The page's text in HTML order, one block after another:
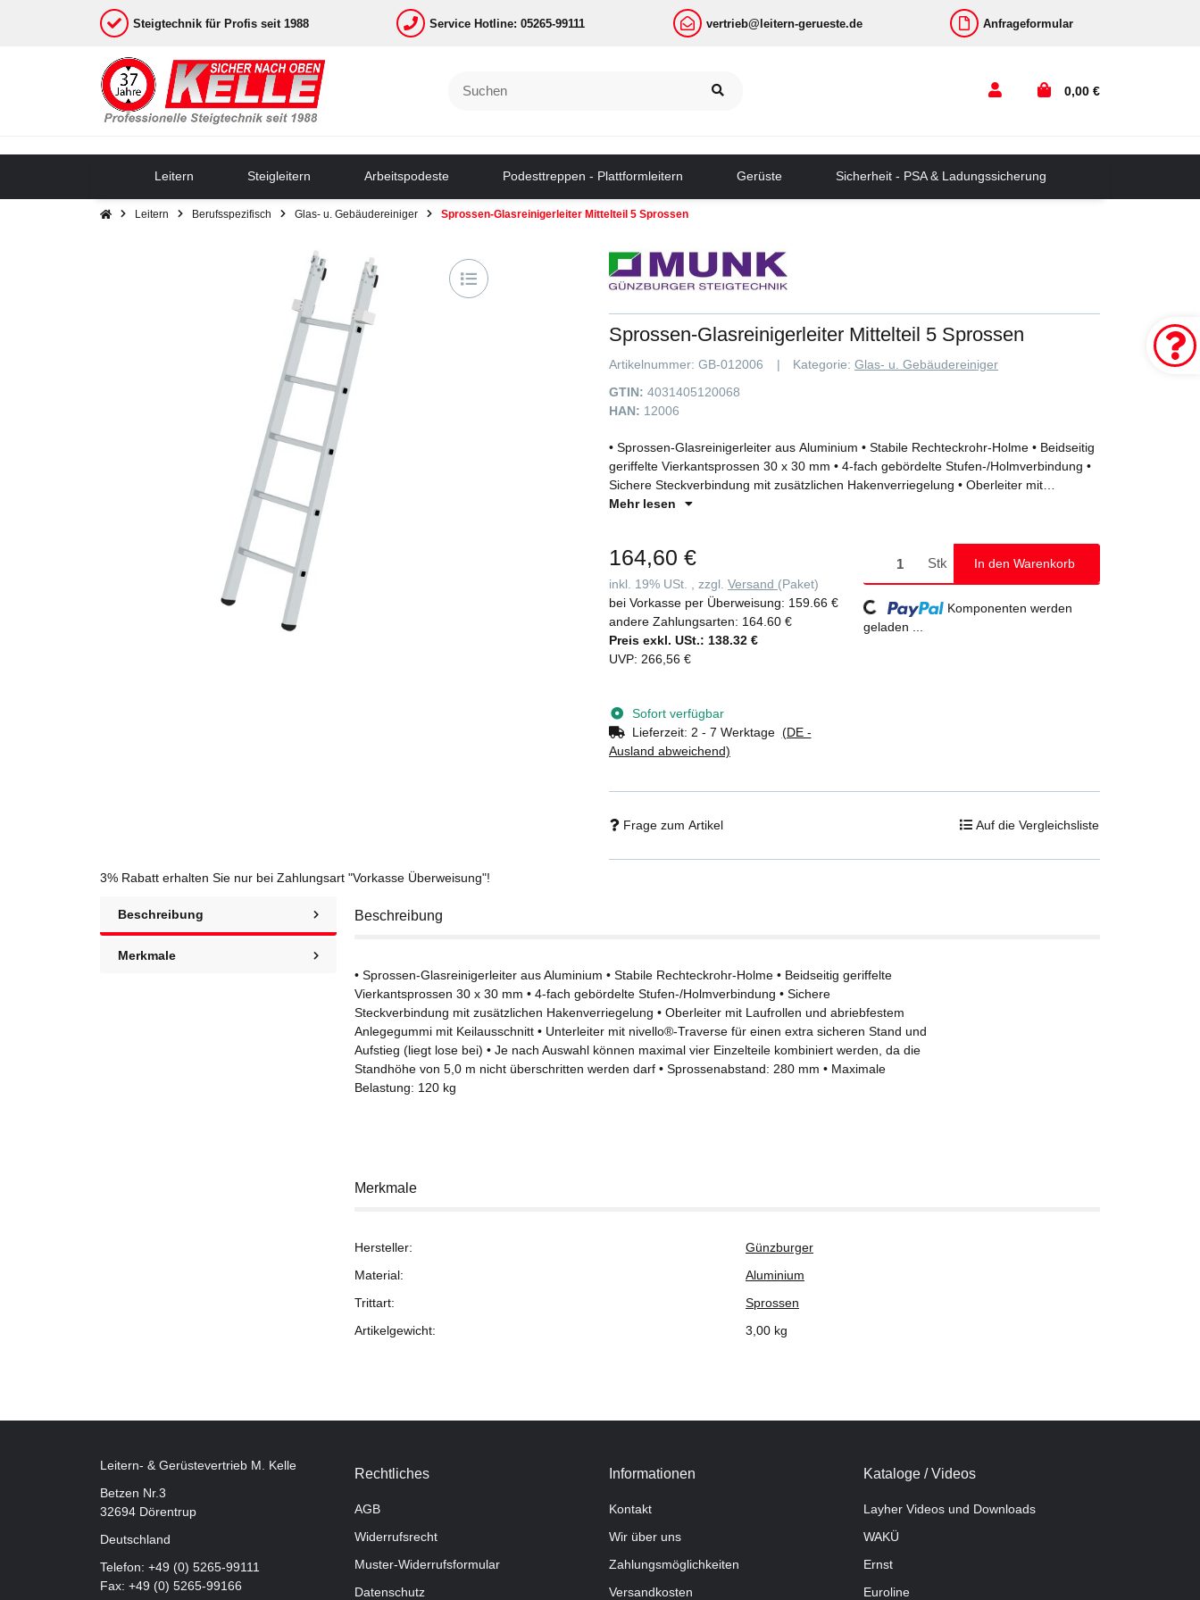
Steigtechnik für Profis seit 1988 Service Hotline: 05265-99111 vertrieb@leitern-gerueste.de Anfrageformular
0,00 €
Leitern Steigleitern Arbeitspodeste Podesttreppen - Plattformleitern Gerüste Sicherheit - PSA & Ladungssicherung
Leitern Berufsspezifisch Glas- u. Gebäudereiniger Sprossen-Glasreinigerleiter Mittelteil 5 Sprossen
Sprossen-Glasreinigerleiter Mittelteil 5 Sprossen
Artikelnummer: GB-012006 Kategorie: Glas- u. Gebäudereiniger
GTIN: 4031405120068
HAN: 12006
• Sprossen-Glasreinigerleiter aus Aluminium • Stabile Rechteckrohr-Holme • Beidseitig
geriffelte Vierkantsprossen 30 x 30 mm • 4-fach gebördelte Stufen-/Holmverbindung •
Sichere Steckverbindung mit zusätzlichen Hakenverriegelung • Oberleiter mit
Laufrollen und abriebfestem Anlegegummi mit Keilausschnitt • Unterleiter mit nivello®
können maximal vier Einzelteile kombiniert werden, da die Standhöhe von 5,0 m nicht
überschritten werden darf • Sprossenabstand: 280 mm • Maximale Belastung: 120 kg
Mehr lesen
164,60 €
inkl. 19% USt. , zzgl. Versand (Paket)
bei Vorkasse per Überweisung: 159.66 €
andere Zahlungsarten: 164.60 €
Preis exkl. USt.: 138.32 €
UVP: 266,56 €
Sofort verfügbar
Lieferzeit: 2 - 7 Werktage (DE -
Ausland abweichend)
Stk In den Warenkorb
Loading...
Komponenten werden
geladen ...
Frage zum Artikel Auf die Vergleichsliste
3% Rabatt erhalten Sie nur bei Zahlungsart "Vorkasse Überweisung"!
Beschreibung
Merkmale
Beschreibung
• Sprossen-Glasreinigerleiter aus Aluminium • Stabile Rechteckrohr-Holme • Beidseitig geriffelte
Vierkantsprossen 30 x 30 mm • 4-fach gebördelte Stufen-/Holmverbindung • Sichere
Steckverbindung mit zusätzlichen Hakenverriegelung • Oberleiter mit Laufrollen und abriebfestem
Anlegegummi mit Keilausschnitt • Unterleiter mit nivello®-Traverse für einen extra sicheren Stand und
Aufstieg (liegt lose bei) • Je nach Auswahl können maximal vier Einzelteile kombiniert werden, da die
Standhöhe von 5,0 m nicht überschritten werden darf • Sprossenabstand: 280 mm • Maximale
Belastung: 120 kg
Merkmale
Hersteller:
Günzburger
Material:
Aluminium
Trittart:
Sprossen
Artikelgewicht:
3,00 kg
Leitern- & Gerüstevertrieb M. Kelle
Betzen Nr.3
32694 Dörentrup
Deutschland
Telefon: +49 (0) 5265-99111
Fax: +49 (0) 5265-99166
Rechtliches
AGB
Widerrufsrecht
Muster-Widerrufsformular
Datenschutz
Informationen
Kontakt
Wir über uns
Zahlungsmöglichkeiten
Versandkosten
Kataloge / Videos
Layher Videos und Downloads
WAKÜ
Ernst
Euroline